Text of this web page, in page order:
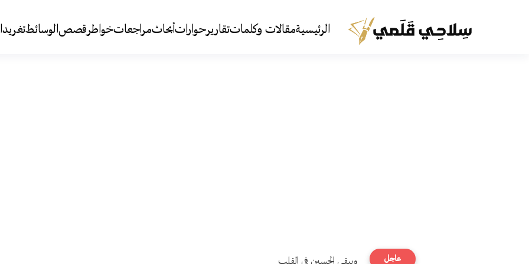
الرئيسيةمقالات وكلماتتقاريرحواراتأبحاثمراجعاتخواطرقصصالوسائط
عاجل